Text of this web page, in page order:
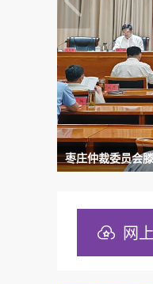
枣庄仲裁委员会
网